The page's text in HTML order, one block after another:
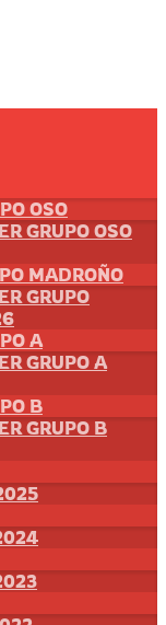
OSO
GRUPO OSO
MADROÑO
GRUPO
A
GRUPO A
B
GRUPO B